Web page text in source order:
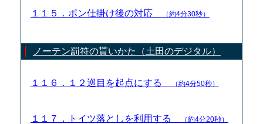
１１５．ポン仕掛け後の対応 （約4分30秒）
ノーテン罰符の貰いかた（土田のデジタル）
１１６．１２巡目を起点にする （約4分50秒）
１１７．トイツ落としを利用する （約4分20秒）